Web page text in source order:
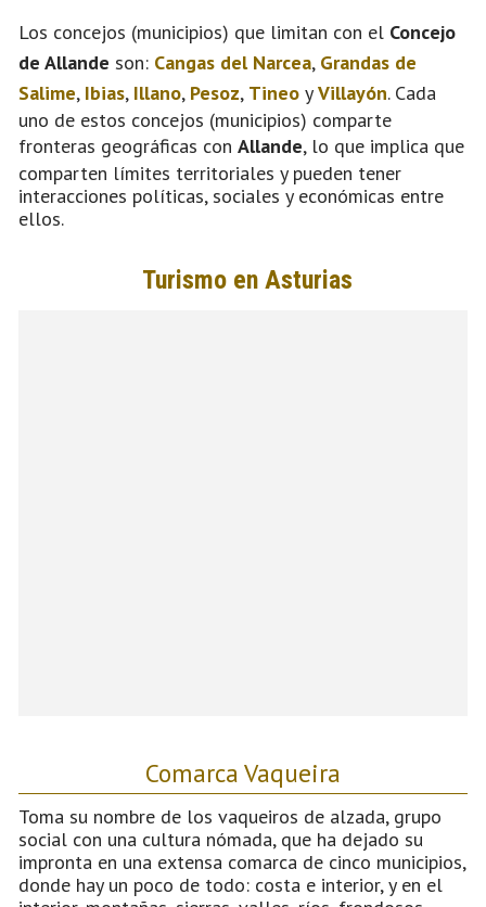
Los concejos (municipios) que limitan con el Concejo
de Allande son: Cangas del Narcea, Grandas de
Salime, Ibias, Illano, Pesoz, Tineo yVillayón. Cada
uno de estos concejos (municipios) comparte
fronteras geográficas con Allande, lo que implica que
comparten límites territoriales y pueden tener
interacciones políticas, sociales y económicas entre
ellos.
Comarca Vaqueira
Toma su nombre de los vaqueiros de alzada, grupo
social con una cultura nómada, que ha dejado su
impronta en una extensa comarca de cinco municipios,
donde hay un poco de todo: costa e interior, y en el